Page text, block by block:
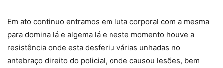
Em ato continuo entramos em luta corporal com a mesma
para domina lá e algema lá e neste momento houve a
resistência onde esta desferiu várias unhadas no
antebraço direito do policial, onde causou lesões, bem